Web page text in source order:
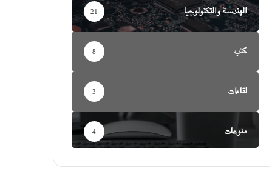
الهندسة والتكنولوجيا 21
كتب 8
لقاءات 3
منوعات 4